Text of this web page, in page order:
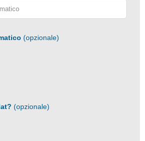
(opzionale)
(opzionale)